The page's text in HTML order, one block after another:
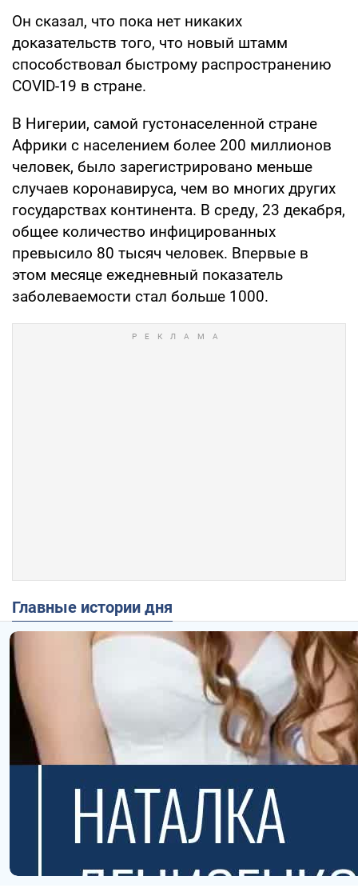
Он сказал, что пока нет никаких
доказательств того, что новый штамм
способствовал быстрому распространению
COVID-19 в стране.
В Нигерии, самой густонаселенной стране
Африки с населением более 200 миллионов
человек, было зарегистрировано меньше
случаев коронавируса, чем во многих других
государствах континента. В среду, 23 декабря,
общее количество инфицированных
превысило 80 тысяч человек. Впервые в
этом месяце ежедневный показатель
заболеваемости стал больше 1000.
Главные истории дня